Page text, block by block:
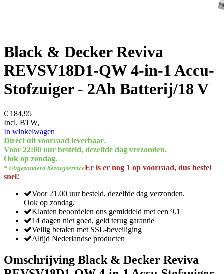
Black & Decker Reviva
REVSV18D1-QW 4-in-1 Accu-
Stofzuiger - 2Ah Batterij/18 V
€ 184,95
Incl. BTW,
In winkelwagen
Direct uit voorraad leverbaar.
Voor 22:00 uur besteld, dezelfde dag verzonden.
Ook op zondag.
* Uitgezonderd bezorgserviceEr is er nog 1 op voorraad, dus bestel
snel!
Voor 21.00 uur besteld, dezelfde dag verzonden.
Ook op zondag.
Klanten beoordelen ons gemiddeld met een 9.1
14 dagen niet goed, geld terug garantie
Veilig betalen met SSL-beveiliging
Altijd Nederlandse producten
Omschrijving Black & Decker Reviva